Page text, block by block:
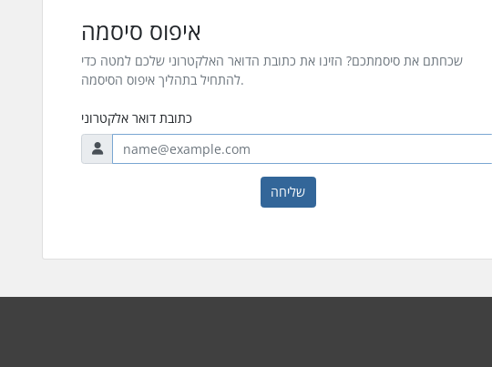
איפוס סיסמה
שכחתם את סיסמתכם? הזינו את כתובת הדואר האלקטרוני שלכם למטה כדי
להתחיל בתהליך איפוס הסיסמה.
כתובת דואר אלקטרוני
שליחה